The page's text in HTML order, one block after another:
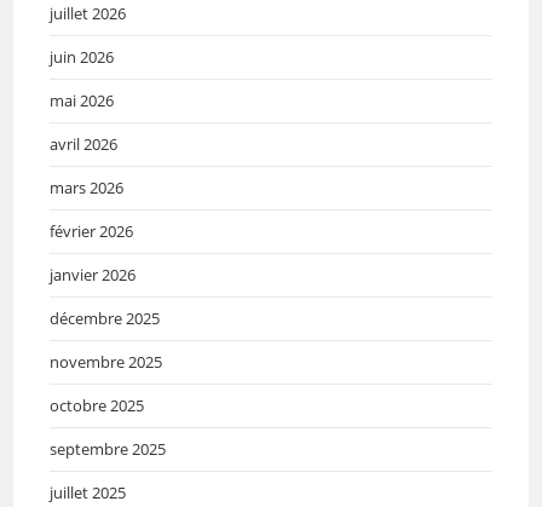
juillet 2026
juin 2026
mai 2026
avril 2026
mars 2026
février 2026
janvier 2026
décembre 2025
novembre 2025
octobre 2025
septembre 2025
juillet 2025